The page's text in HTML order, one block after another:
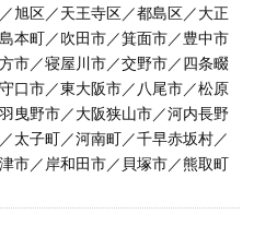
旭区／天王寺区／都島区／大正
本町／吹田市／箕面市／豊中市
市／寝屋川市／交野市／四条畷
口市／東大阪市／八尾市／松原
曳野市／大阪狭山市／河内長野
太子町／河南町／千早赤坂村／
市／岸和田市／貝塚市／熊取町